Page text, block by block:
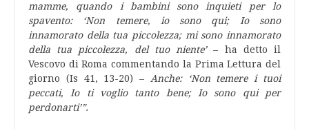
mamme, quando i bambini sono inquieti per lo
spavento: ‘Non temere, io sono qui; Io sono
innamorato della tua piccolezza; mi sono innamorato
della tua piccolezza, del tuo niente’– ha detto il
Vescovo di Roma commentando la Prima Lettura del
giorno (Is 41, 13-20) – Anche: ‘Non temere i tuoi
peccati, Io ti voglio tanto bene; Io sono qui per
perdonarti’”.